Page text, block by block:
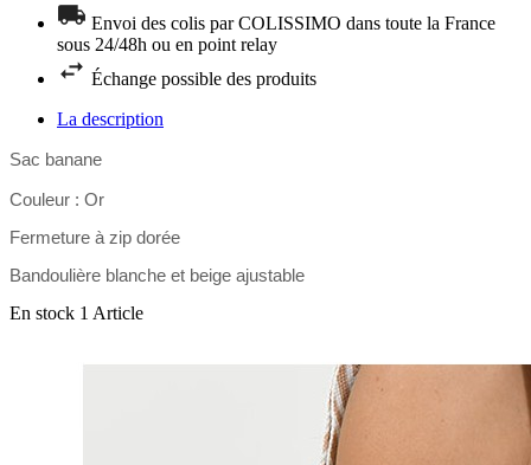
Envoi des colis par COLISSIMO dans toute la France
sous 24/48h ou en point relay
Échange possible des produits
La description
Sac banane
Couleur : Or
Fermeture à zip dorée
Bandoulière blanche et beige ajustable
En stock 1 Article